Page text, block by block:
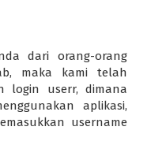
dari orang-orang
maka kami telah
login userr, dimana
aplikasi,
username